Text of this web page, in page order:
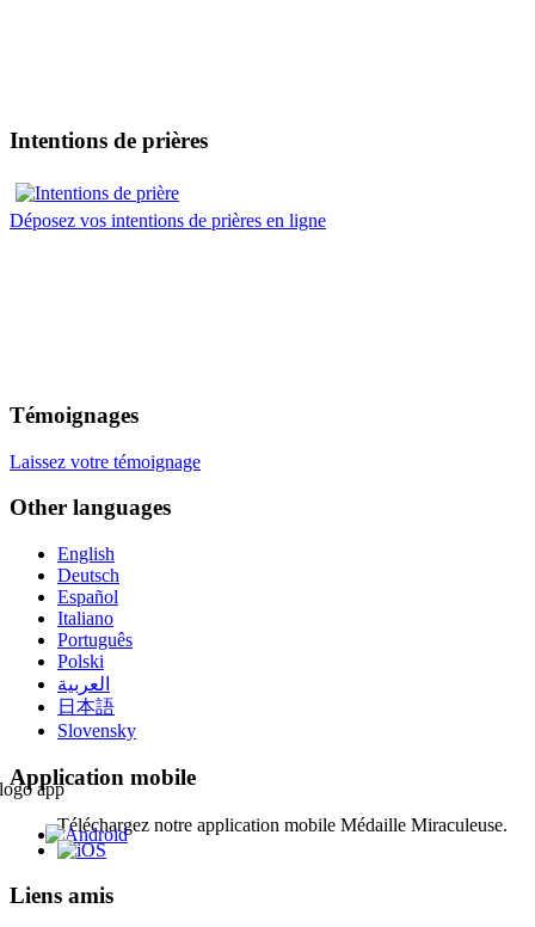
Intentions de prières
Déposez vos intentions de prières en ligne
Témoignages
Laissez votre témoignage
Other languages
English
Deutsch
Español
Italiano
Português
Polski
العربية
日本語
Slovensky
Application mobile
Téléchargez notre application mobile Médaille Miraculeuse.
Liens amis